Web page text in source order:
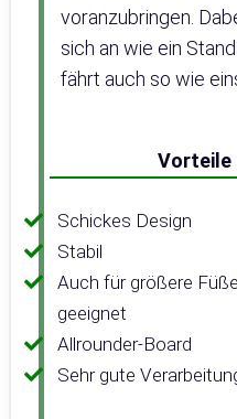
voranzubringen.
sich an wie ein
fährt auch so wie
Vorteile
Schickes Design
Stabil
Auch für größere
geeignet
Allrounder-Board
Sehr gute